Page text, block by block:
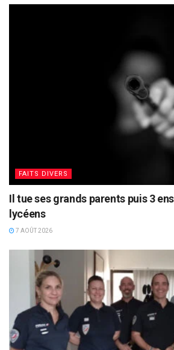
FAITS DIVERS
Il tue ses grands parents puis 3
lycéens
7 AOÛT 2026